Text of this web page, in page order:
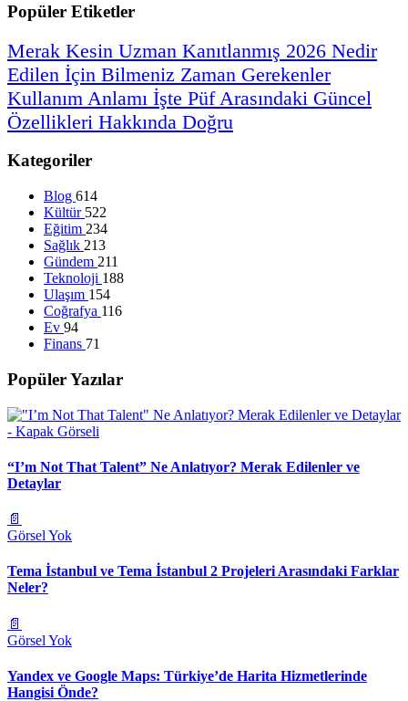
Popüler Etiketler
Merak Kesin Uzman Kanıtlanmış 2026 Nedir
Edilen İçin Bilmeniz Zaman Gerekenler
Kullanım Anlamı İşte Püf Arasındaki Güncel
Özellikleri Hakkında Doğru
Kategoriler
Blog 614
Kültür 522
Eğitim 234
Sağlık 213
Gündem 211
Teknoloji 188
Ulaşım 154
Coğrafya 116
Ev 94
Finans 71
Popüler Yazılar
“I’m Not That Talent” Ne Anlatıyor? Merak Edilenler ve
Detaylar
📄
Görsel Yok
Tema İstanbul ve Tema İstanbul 2 Projeleri Arasındaki Farklar
Neler?
📄
Görsel Yok
Yandex ve Google Maps: Türkiye’de Harita Hizmetlerinde
Hangisi Önde?